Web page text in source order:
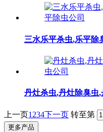
三水乐平杀虫,乐平除
丹灶杀虫,丹灶除臭虫
上一页1 234下一页 转至第
更多产品